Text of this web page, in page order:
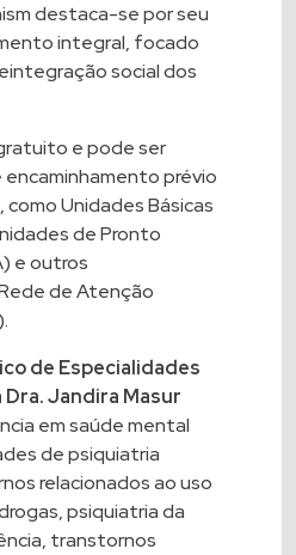
destaca-se por seu
integral, focado
social dos
e pode ser
prévio
Unidades Básicas
de Pronto
e outros
de Atenção
de Especialidades
Jandira Masur
em saúde mental
de psiquiatria
relacionados ao uso
psiquiatria da
transtornos